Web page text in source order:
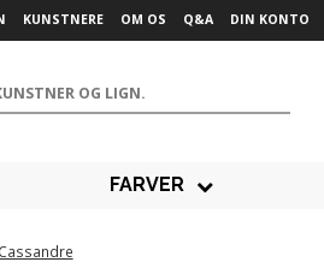
KUNSTNERE OM OS Q&A DIN KONTO
FARVER